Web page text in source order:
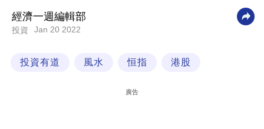
科
技
經濟一週編輯部
投資 Jan 20 2022
投資有道 風水 恒指 港股
廣告